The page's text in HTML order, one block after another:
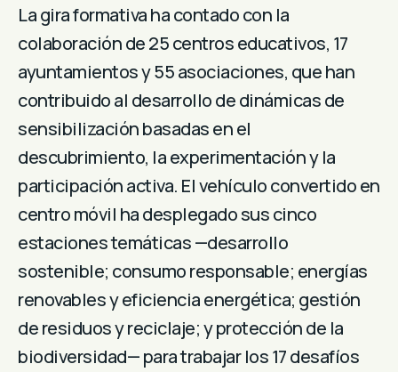
La gira formativa ha contado con la
colaboración de 25 centros educativos, 17
ayuntamientos y 55 asociaciones, que han
contribuido al desarrollo de dinámicas de
sensibilización basadas en el
descubrimiento, la experimentación y la
participación activa. El vehículo convertido en
centro móvil ha desplegado sus cinco
estaciones temáticas —desarrollo
sostenible; consumo responsable; energías
renovables y eficiencia energética; gestión
de residuos y reciclaje; y protección de la
biodiversidad— para trabajar los 17 desafíos